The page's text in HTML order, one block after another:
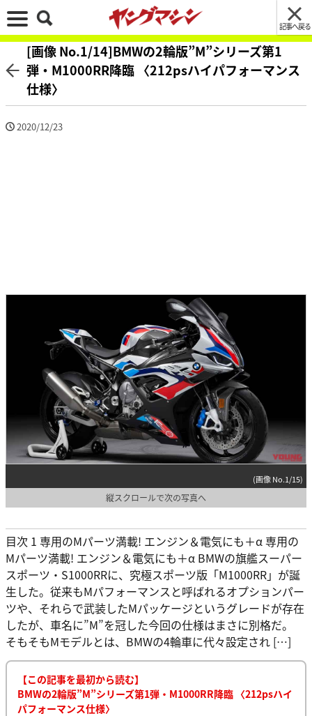
記事へ戻る
[画像 No.1/14]BMWの2輪版”M”シリーズ第1
弾・M1000RR降臨 〈212psハイパフォーマンス
仕様〉
2020/12/23
(画像 No.1/15)
縦スクロールで次の写真へ
目次 1 専用のMパーツ満載! エンジン＆電気にも＋α 専用の
Mパーツ満載! エンジン＆電気にも＋α BMWの旗艦スーパー
スポーツ・S1000RRに、究極スポーツ版「M1000RR」が誕
生した。従来もMパフォーマンスと呼ばれるオプションパー
ツや、それらで武装したMパッケージというグレードが存在
したが、車名に”M”を冠した今回の仕様はまさに別格だ。
そもそもMモデルとは、BMWの4輪車に代々設定され […]
【この記事を最初から読む】
BMWの2輪版”M”シリーズ第1弾・M1000RR降臨 〈212psハイ
パフォーマンス仕様〉